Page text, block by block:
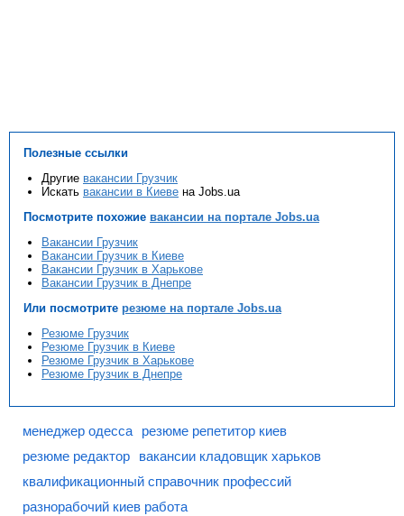
Полезные ссылки
Другие вакансии Грузчик
Искать вакансии в Киеве на Jobs.ua
Посмотрите похожие вакансии на портале Jobs.ua
Вакансии Грузчик
Вакансии Грузчик в Киеве
Вакансии Грузчик в Харькове
Вакансии Грузчик в Днепре
Или посмотрите резюме на портале Jobs.ua
Резюме Грузчик
Резюме Грузчик в Киеве
Резюме Грузчик в Харькове
Резюме Грузчик в Днепре
менеджер одесса
резюме репетитор киев
резюме редактор
вакансии кладовщик харьков
квалификационный справочник профессий
разнорабочий киев работа